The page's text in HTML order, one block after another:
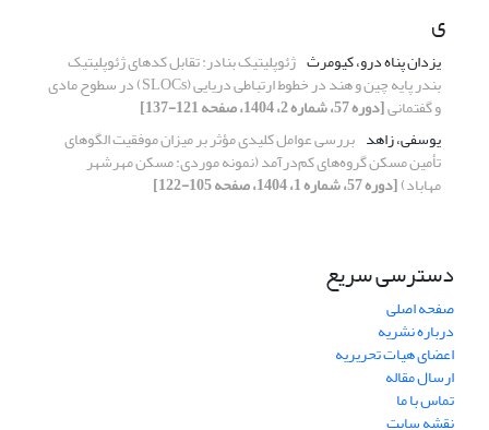
ی
یزدان پناه درو، کیومرث ژئوپلیتیک بنادر: تقابل کدهای ژئوپلیتیک
بندر پایه چین و هند در خطوط ارتباطی دریایی (SLOCs) در سطوح مادی
و گفتمانی[دوره 57، شماره 2، 1404، صفحه 121-137]
یوسفی، زاهد بررسی عوامل کلیدی مؤثر بر میزان موفقیت الگوهای
تأمین مسکن گروه‌های کم‌درآمد (نمونه موردی: مسکن مهرشهر
مهاباد)[دوره 57، شماره 1، 1404، صفحه 105-122]
دسترسی سریع
صفحه اصلی
درباره نشریه
اعضای هیات تحریریه
ارسال مقاله
تماس با ما
نقشه سایت